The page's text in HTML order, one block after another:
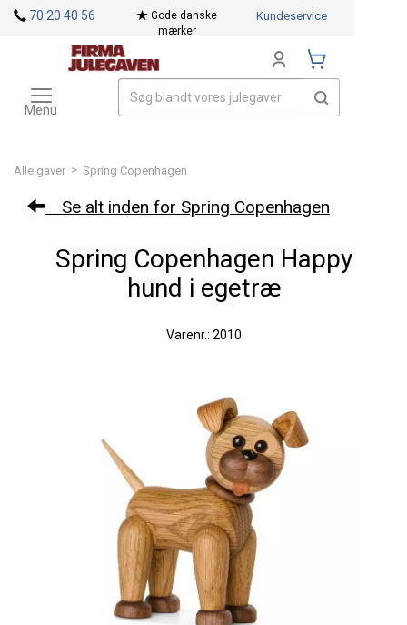
Alle gaver > Spring Copenhagen
Se alt inden for Spring Copenhagen
Spring Copenhagen Happy
hund i egetræ
Varenr.: 2010
70 20 40 56
Gode danske
mærker
Kundeservice
Toggle
navigation
Menu
Mærker